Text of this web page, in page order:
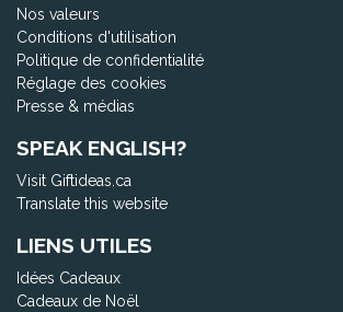
Nos valeurs
Conditions d'utilisation
Politique de confidentialité
Réglage des cookies
Presse & médias
SPEAK ENGLISH?
Visit Giftideas.ca
Translate this website
LIENS UTILES
Idées Cadeaux
Cadeaux de Noël